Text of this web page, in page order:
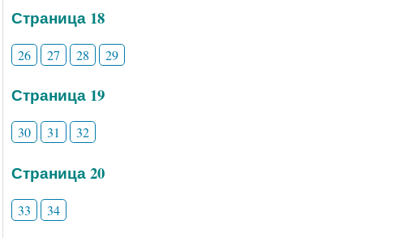
Страница 18
26 27 28 29
Страница 19
30 31 32
Страница 20
33 34